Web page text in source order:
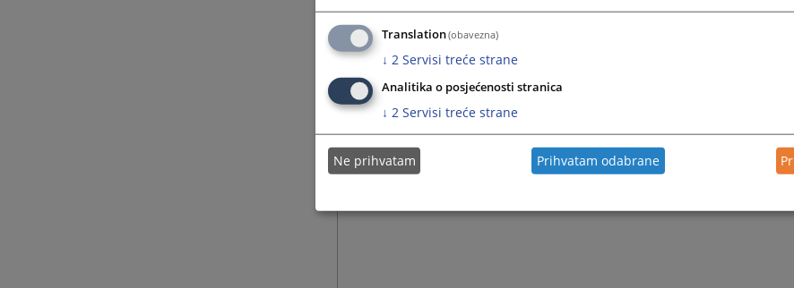
Translation(obavezna)
↓ 2 Servisi treće strane
Analitika o posjećenosti stranica
↓ 2 Servisi treće strane
Ne prihvatam Prihvatam odabrane